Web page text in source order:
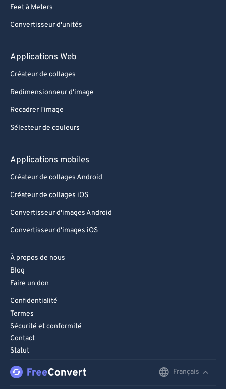
Feet à Meters
Convertisseur d'unités
Applications Web
Créateur de collages
Redimensionneur d'image
Recadrer l'image
Sélecteur de couleurs
Applications mobiles
Créateur de collages Android
Créateur de collages iOS
Convertisseur d'images Android
Convertisseur d'images iOS
À propos de nous
Blog
Faire un don
Confidentialité
Termes
Sécurité et conformité
Contact
Statut
Français